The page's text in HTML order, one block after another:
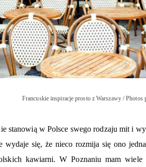
Francuskie inspiracje prosto z Warszawy / Photos
stanowią w Polsce swego rodzaju mit i
wydaje się, że nieco rozmija się ono
kawiarni. W Poznaniu mam